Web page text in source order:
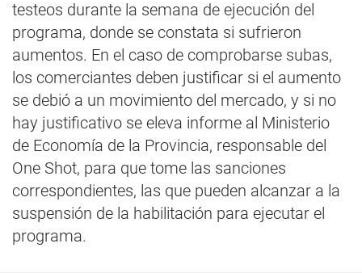
testeos durante la semana de ejecución del
programa, donde se constata si sufrieron
aumentos. En el caso de comprobarse subas,
los comerciantes deben justificar si el aumento
se debió a un movimiento del mercado, y si no
hay justificativo se eleva informe al Ministerio
de Economía de la Provincia, responsable del
One Shot, para que tome las sanciones
correspondientes, las que pueden alcanzar a la
suspensión de la habilitación para ejecutar el
programa.